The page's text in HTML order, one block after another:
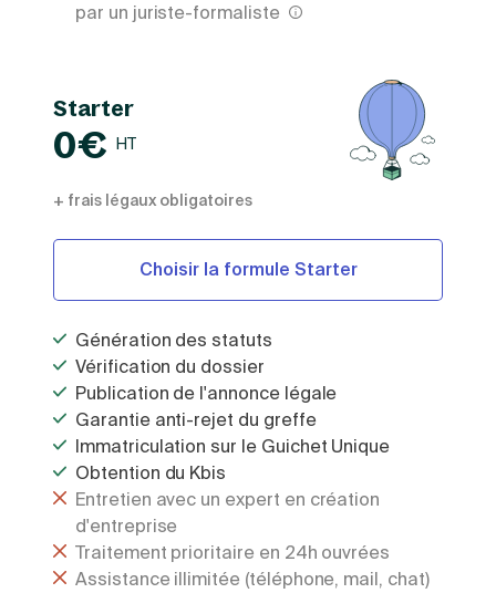
par un juriste-formaliste
Starter
0€ HT
+ frais légaux obligatoires
Choisir la formule Starter
Génération des statuts
Vérification du dossier
Publication de l'annonce légale
Garantie anti-rejet du greffe
Immatriculation sur le Guichet Unique
Obtention du Kbis
Entretien avec un expert en création
d'entreprise
Traitement prioritaire en 24h ouvrées
Assistance illimitée (téléphone, mail, chat)